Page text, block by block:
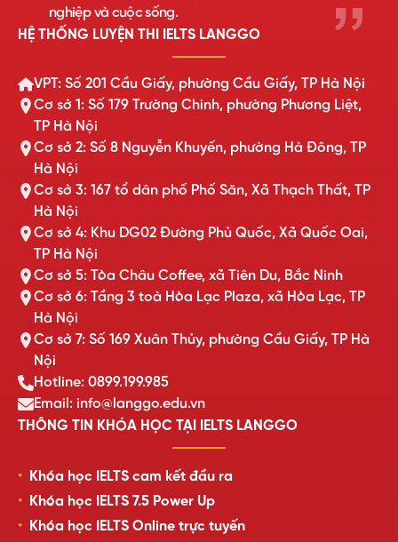
nghiệp và cuộc sống.
HỆ THỐNG LUYỆN THI IELTS LANGGO
VPT: Số 201 Cầu Giấy, phường Cầu Giấy, TP Hà Nội
Cơ sở 1: Số 179 Trường Chinh, phường Phương Liệt,
TP Hà Nội
Cơ sở 2: Số 8 Nguyễn Khuyến, phường Hà Đông, TP
Hà Nội
Cơ sở 3: 167 tổ dân phố Phố Săn, Xã Thạch Thất, TP
Hà Nội
Cơ sở 4: Khu DG02 Đường Phủ Quốc, Xã Quốc Oai,
TP Hà Nội
Cơ sở 5: Tòa Châu Coffee, xã Tiên Du, Bắc Ninh
Cơ sở 6: Tầng 3 toà Hòa Lạc Plaza, xã Hòa Lạc, TP
Hà Nội
Cơ sở 7: Số 169 Xuân Thủy, phường Cầu Giấy, TP Hà
Nội
Hotline: 0899.199.985
Email: info@langgo.edu.vn
THÔNG TIN KHÓA HỌC TẠI IELTS LANGGO
Khóa học IELTS cam kết đầu ra
Khóa học IELTS 7.5 Power Up
Khóa học IELTS Online trực tuyến